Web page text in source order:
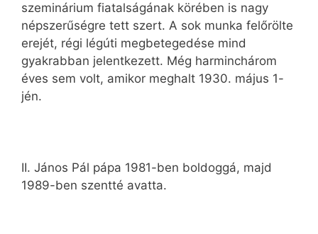
szeminárium fiatalságának körében is nagy
népszerűségre tett szert. A sok munka felőrölte
erejét, régi légúti megbetegedése mind
gyakrabban jelentkezett. Még harminchárom
éves sem volt, amikor meghalt 1930. május 1-
jén.
II. János Pál pápa 1981-ben boldoggá, majd
1989-ben szentté avatta.